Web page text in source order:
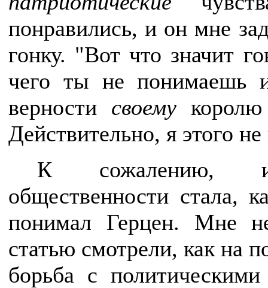
понравились, и он мне
гонку. "Вот что значит
чего ты не понимаешь
верности своему
Действительно, я этого
К сожалению,
общественности стала,
понимал Герцен. Мне
статью смотрели, как на
борьба с